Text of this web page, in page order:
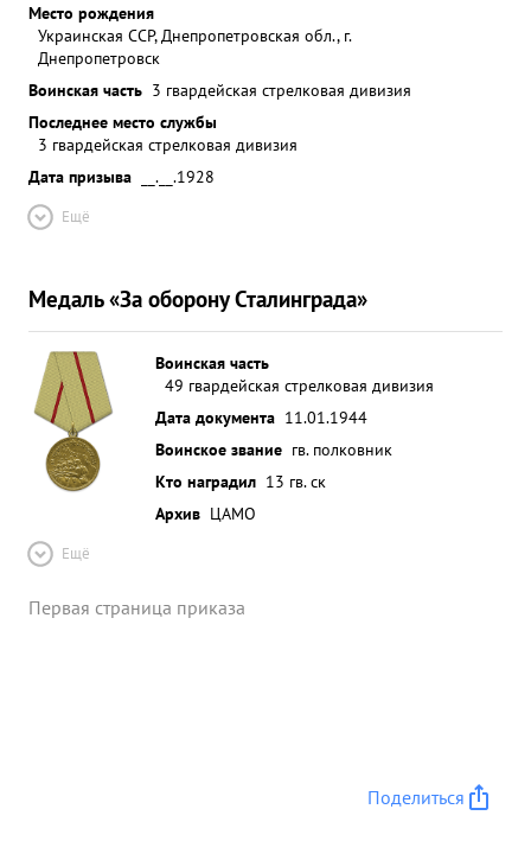
Место рождения
Украинская ССР, Днепропетровская обл., г.
Днепропетровск
Воинская часть 3 гвардейская стрелковая дивизия
Последнее место службы
3 гвардейская стрелковая дивизия
Дата призыва
__.__.1928
Ещё
Медаль «За оборону Сталинграда»
Воинская часть
49 гвардейская стрелковая дивизия
Дата документа 11.01.1944
Воинское звание гв. полковник
Кто наградил 13 гв. ск
Архив ЦАМО
Ещё
Первая страница приказа
Поделиться